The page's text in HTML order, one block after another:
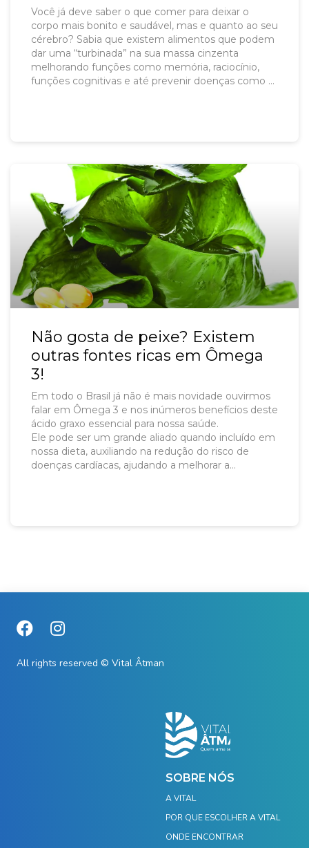
Você já deve saber o que comer para deixar o
corpo mais bonito e saudável, mas e quanto ao seu
cérebro? Sabia que existem alimentos que podem
dar uma “turbinada” na sua massa cinzenta
melhorando funções como memória, raciocínio,
funções cognitivas e até prevenir doenças como o
Não gosta de peixe? Existem
outras fontes ricas em Ômega
3!
Em todo o Brasil já não é mais novidade ouvirmos
falar em Ômega 3 e nos inúmeros benefícios deste
ácido graxo essencial para nossa saúde.
Ele pode ser um grande aliado quando incluído em
nossa dieta, auxiliando na redução do risco de
doenças cardíacas, ajudando a melhorar a
SOBRE NÓS
A VITAL
POR QUE ESCOLHER A VITAL
ONDE ENCONTRAR
All rights reserved © Vital Âtman